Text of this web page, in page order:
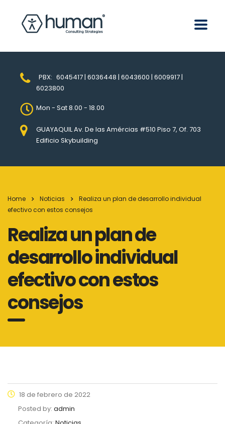
PBX: 6045417 | 6036448 | 6043600 | 6009917 |
6023800
Mon - Sat 8.00 - 18.00
GUAYAQUIL Av. De las Amércias #510 Piso 7, Of. 703
Edificio Skybuilding
Home Noticias
Realiza un plan de desarrollo individual
efectivo con estos consejos
Realiza un plan de
desarrollo individual
efectivo con estos
consejos
18 de febrero de 2022
Posted by: admin